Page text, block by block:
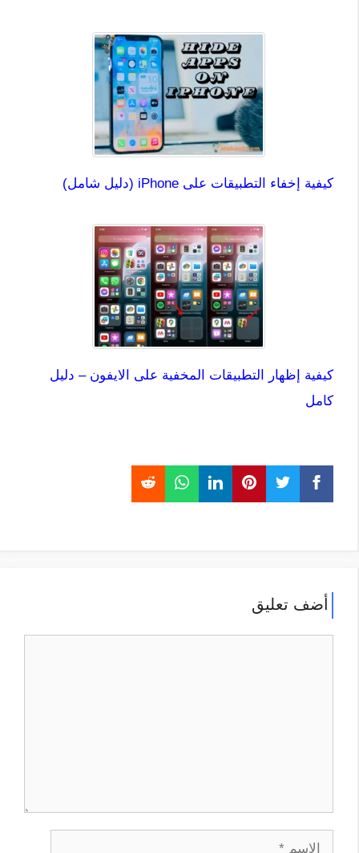
كيفية إخفاء التطبيقات على iPhone (دليل شامل)
كيفية إظهار التطبيقات المخفية على الايفون – دليل
كامل
أضف تعليق
الاسم